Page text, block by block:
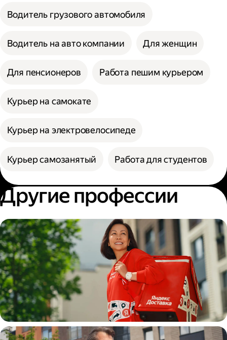
Водитель грузового автомобиля
Водитель на авто компании Для женщин
Для пенсионеров Работа пешим курьером
Курьер на самокате
Курьер на электровелосипеде
Курьер самозанятый Работа для студентов
Другие профессии
Пеший курьер